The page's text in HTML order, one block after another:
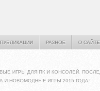
ПУБЛИКАЦИИ РАЗНОЕ О САЙТЕ
ИГРЫ ДЛЯ ПК И КОНСОЛЕЙ.
И НОВОМОДНЫЕ ИГРЫ 2015 ГОДА!